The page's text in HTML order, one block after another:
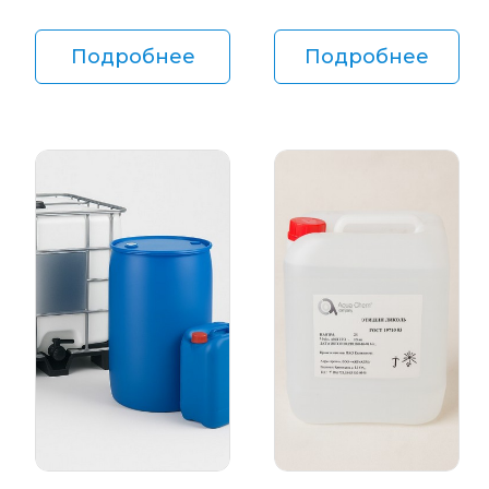
Подробнее Подробнее